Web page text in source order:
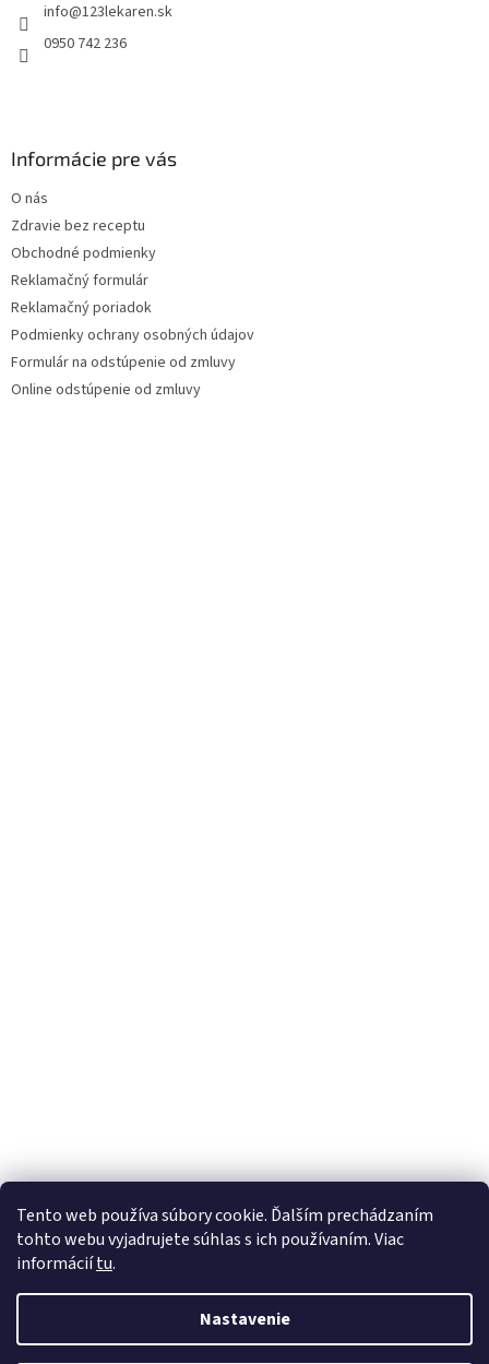
Tento web používa súbory cookie. Ďalším prechádzaním
tohto webu vyjadrujete súhlas s ich používaním. Viac
informáciítu.
Nastavenie
info@123lekaren.sk
0950 742 236
Informácie pre vás
O nás
Zdravie bez receptu
Obchodné podmienky
Reklamačný formulár
Reklamačný poriadok
Podmienky ochrany osobných údajov
Formulár na odstúpenie od zmluvy
Online odstúpenie od zmluvy
Vytvoril Shoptet